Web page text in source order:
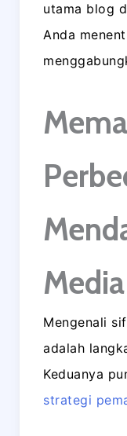
utama blog
Anda
Mengenali
adalah
Keduanya
strategi